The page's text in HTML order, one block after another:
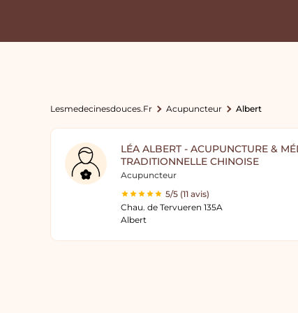
Lesmedecinesdouces.fr Acupuncteur Albert
LÉA ALBERT - ACUPUNCTURE &
TRADITIONNELLE CHINOISE
Acupuncteur
5/5 (11 avis)
Chau. de Tervueren 135A
Albert